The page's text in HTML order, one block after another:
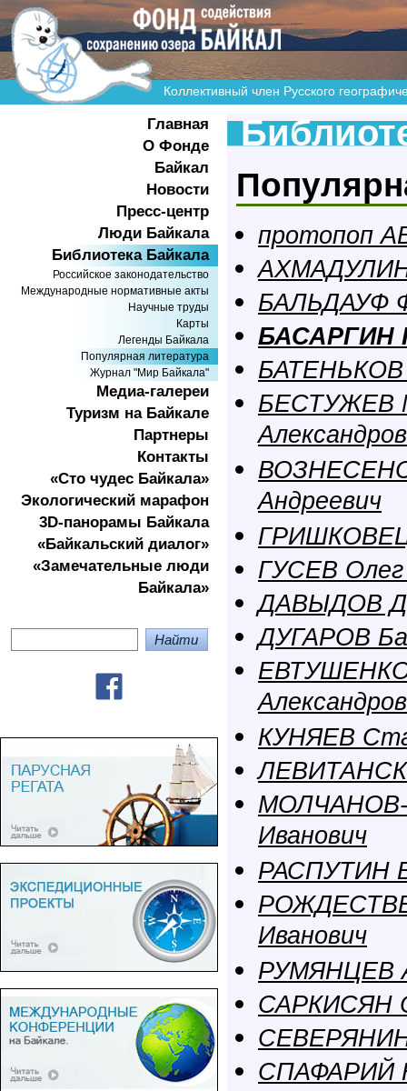
Коллективный член Русского
Главная
О Фонде
Байкал
Новости
Пресс-центр
Люди Байкала
Библиотека Байкала
Российское законодательство
Международные нормативные акты
Научные труды
Карты
Легенды Байкала
Популярная литература
Журнал "Мир Байкала"
Медиа-галереи
Туризм на Байкале
Партнеры
Контакты
«Сто чудес Байкала»
Экологичеcкий марафон
3D-панорамы Байкала
«Байкальский диалог»
«Замечательные люди
Байкала»
протопоп
БАЛЬДАУФ
БАСАРГИН
БАТЕНЬКОВ
БЕСТУЖЕВ
Андреевич
ГРИШКОВЕЦ
ГУСЕВ Олег
ДАВЫДОВ
ДУГАРОВ
ЕВТУШЕНКО
КУНЯЕВ
Иванович
РАСПУТИН
Иванович
РУМЯНЦЕВ
САРКИСЯН
СЕВЕРЯНИН
СПАФАРИЙ